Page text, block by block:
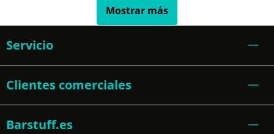
Mostrar más
Servicio
Clientes comerciales
Barstuff.es